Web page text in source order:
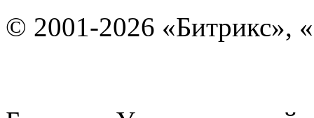
© 2001-2026 «Битрикс»,